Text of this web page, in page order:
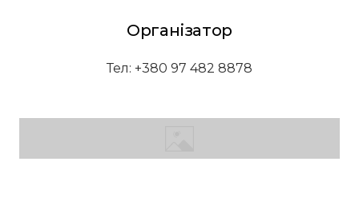
Організатор
Тел: +380 97 482 8878